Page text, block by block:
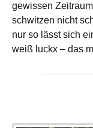
gewissen
schwitzen nicht
nur so lässt sich
weiß luckx – das